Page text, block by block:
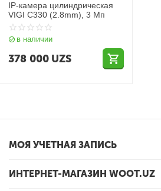
IP-камера цилиндрическая
VIGI C330 (2.8mm), 3 Мп
в наличии
378 000 UZS
МОЯ УЧЕТНАЯ ЗАПИСЬ
ИНТЕРНЕТ-МАГАЗИН WOOT.UZ